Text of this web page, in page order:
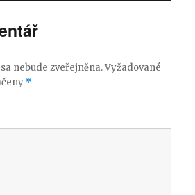
nebude zveřejněna.Vyžadované
*